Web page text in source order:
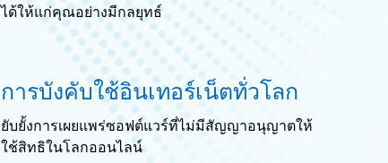
ได้ให้แก่คุณอย่างมีกลยุทธ์
การบังคับใช้อินเทอร์เน็ตทั่วโลก
ยับยั้งการเผยแพร่ซอฟต์แวร์ที่ไม่มีสัญญาอนุญาตให้
ใช้สิทธิในโลกออนไลน์